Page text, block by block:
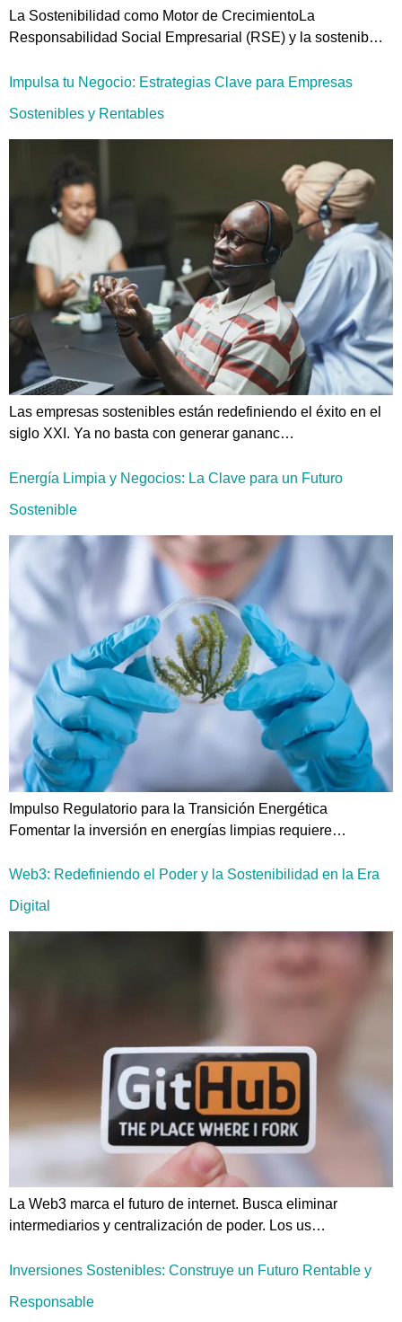
La Sostenibilidad como Motor de CrecimientoLa
Responsabilidad Social Empresarial (RSE) y la sostenib…
Impulsa tu Negocio: Estrategias Clave para Empresas
Sostenibles y Rentables
Las empresas sostenibles están redefiniendo el éxito en el
siglo XXI. Ya no basta con generar gananc…
Energía Limpia y Negocios: La Clave para un Futuro
Sostenible
Impulso Regulatorio para la Transición Energética
Fomentar la inversión en energías limpias requiere…
Web3: Redefiniendo el Poder y la Sostenibilidad en la Era
Digital
La Web3 marca el futuro de internet. Busca eliminar
intermediarios y centralización de poder. Los us…
Inversiones Sostenibles: Construye un Futuro Rentable y
Responsable